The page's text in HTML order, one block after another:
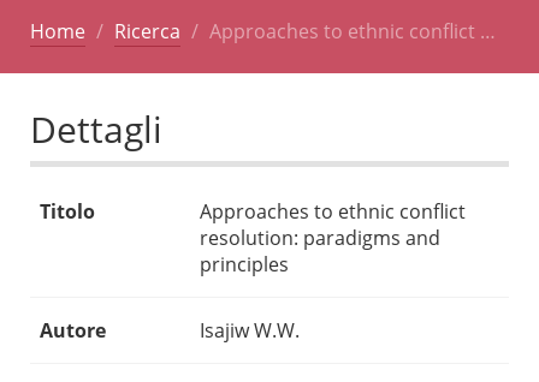
Home Ricerca Approaches to ethnic conflict …
Dettagli
Titolo
Approaches to ethnic conflict
resolution: paradigms and
principles
Autore Isajiw W.W.